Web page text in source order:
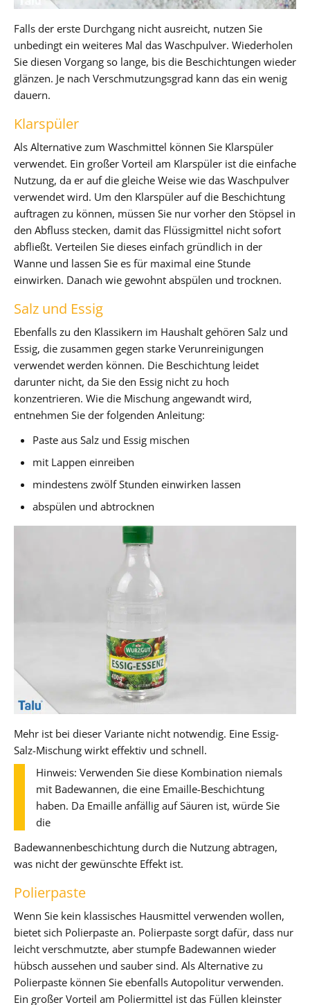
Falls der erste Durchgang nicht ausreicht, nutzen Sie
unbedingt ein weiteres Mal das Waschpulver. Wiederholen
Sie diesen Vorgang so lange, bis die Beschichtungen wieder
glänzen. Je nach Verschmutzungsgrad kann das ein wenig
dauern.
Klarspüler
Als Alternative zum Waschmittel können Sie Klarspüler
verwendet. Ein großer Vorteil am Klarspüler ist die einfache
Nutzung, da er auf die gleiche Weise wie das Waschpulver
verwendet wird. Um den Klarspüler auf die Beschichtung
auftragen zu können, müssen Sie nur vorher den Stöpsel in
den Abfluss stecken, damit das Flüssigmittel nicht sofort
abfließt. Verteilen Sie dieses einfach gründlich in der
Wanne und lassen Sie es für maximal eine Stunde
einwirken. Danach wie gewohnt abspülen und trocknen.
Salz und Essig
Ebenfalls zu den Klassikern im Haushalt gehören Salz und
Essig, die zusammen gegen starke Verunreinigungen
verwendet werden können. Die Beschichtung leidet
darunter nicht, da Sie den Essig nicht zu hoch
konzentrieren. Wie die Mischung angewandt wird,
entnehmen Sie der folgenden Anleitung:
Paste aus Salz und Essig mischen
mit Lappen einreiben
mindestens zwölf Stunden einwirken lassen
abspülen und abtrocknen
Mehr ist bei dieser Variante nicht notwendig. Eine Essig-
Salz-Mischung wirkt effektiv und schnell.
Hinweis: Verwenden Sie diese Kombination niemals
mit Badewannen, die eine Emaille-Beschichtung
haben. Da Emaille anfällig auf Säuren ist, würde Sie
die
Badewannenbeschichtung durch die Nutzung abtragen,
was nicht der gewünschte Effekt ist.
Polierpaste
Wenn Sie kein klassisches Hausmittel verwenden wollen,
bietet sich Polierpaste an. Polierpaste sorgt dafür, dass nur
leicht verschmutzte, aber stumpfe Badewannen wieder
hübsch aussehen und sauber sind. Als Alternative zu
Polierpaste können Sie ebenfalls Autopolitur verwenden.
Ein großer Vorteil am Poliermittel ist das Füllen kleinster